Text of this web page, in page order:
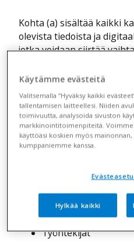
Kohta (a) sisältää kaikki
olevista tiedoista ja
jotka voidaan siirtää
palvelun toimintaan
kuulu siirrettävissä oleviin
a) Siirrettävissä
Varaukset
Resurssit
Työntekijät
Käytämme evästeitä
Valitsemalla “Hyväksy kaikki
tallentamisen laitteellesi. Niiden
toimivuutta, analysoida sivuston
markkinointitoimenpiteitä.
käyttöäsi koskien myös
kumppaniemme kanssa.
Hylkää kaikki